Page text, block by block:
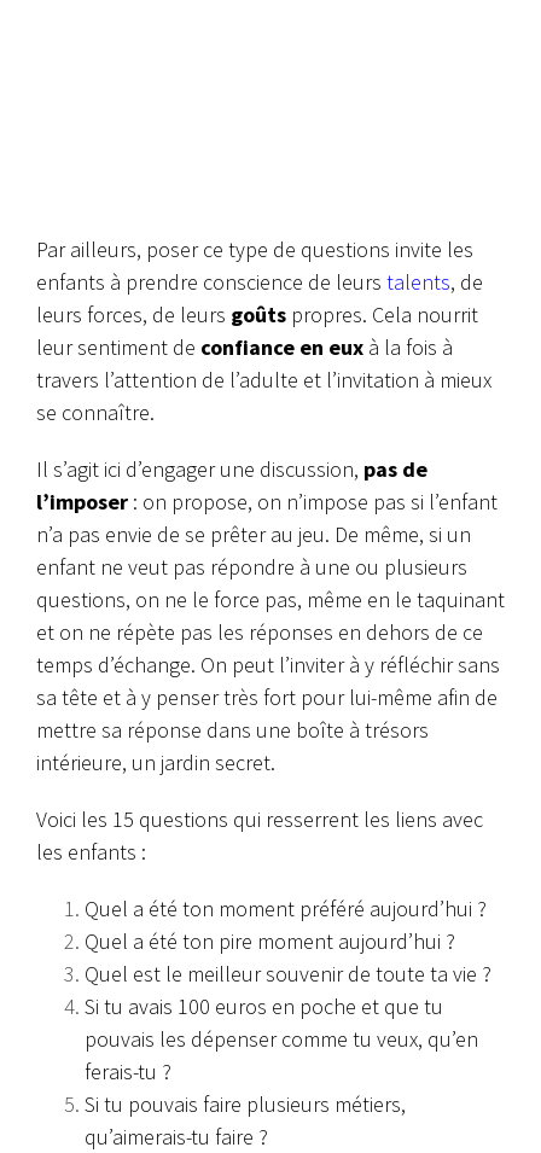
Par ailleurs, poser ce type de questions invite les
enfants à prendre conscience de leurs talents, de
leurs forces, de leurs goûts propres. Cela nourrit
leur sentiment de confiance en eux à la fois à
travers l’attention de l’adulte et l’invitation à mieux
se connaître.
Il s’agit ici d’engager une discussion, pas de
l’imposer : on propose, on n’impose pas si l’enfant
n’a pas envie de se prêter au jeu. De même, si un
enfant ne veut pas répondre à une ou plusieurs
questions, on ne le force pas, même en le taquinant
et on ne répète pas les réponses en dehors de ce
temps d’échange. On peut l’inviter à y réfléchir sans
sa tête et à y penser très fort pour lui-même afin de
mettre sa réponse dans une boîte à trésors
intérieure, un jardin secret.
Voici les 15 questions qui resserrent les liens avec
les enfants :
Quel a été ton moment préféré aujourd’hui ?
Quel a été ton pire moment aujourd’hui ?
Quel est le meilleur souvenir de toute ta vie ?
Si tu avais 100 euros en poche et que tu
pouvais les dépenser comme tu veux, qu’en
ferais-tu ?
Si tu pouvais faire plusieurs métiers,
qu’aimerais-tu faire ?